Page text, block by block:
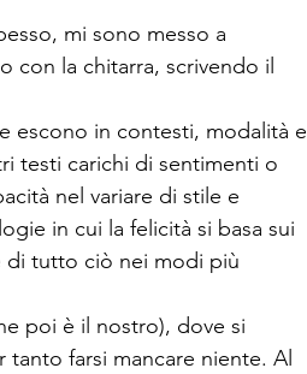
mi sono messo a
con la chitarra, scrivendo il
escono in contesti, modalità e
testi carichi di sentimenti o
nel variare di stile e
in cui la felicità si basa sui
di tutto ciò nei modi più
poi è il nostro), dove si
farsi mancare niente. Al